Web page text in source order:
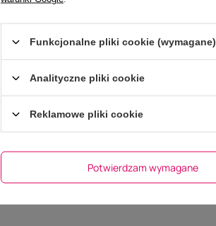
Funkcjonalne pliki cookie (wymagane)
Analityczne pliki cookie
Reklamowe pliki cookie
Potwierdzam wymagane